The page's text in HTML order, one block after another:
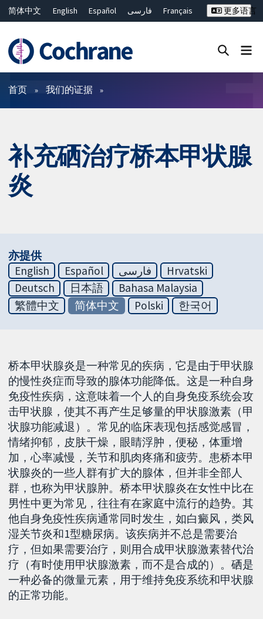
简体中文 English Español فارسی
Français
ไทย
繁體中文
更多语言
过滤
首页 我们的证据
补充硒治疗桥本甲状腺
炎
亦提供
English
Español فارسی
Hrvatski
Deutsch
日本語
Bahasa Malaysia
繁體中文
简体中文 Polski 한국어
桥本甲状腺炎是一种常见的疾病，它是由于甲状腺
的慢性炎症而导致的腺体功能降低。这是一种自身
免疫性疾病，这意味着一个人的自身免疫系统会攻
击甲状腺，使其不再产生足够量的甲状腺激素（甲
状腺功能减退）。常见的临床表现包括感觉感冒，
情绪抑郁，皮肤干燥，眼睛浮肿，便秘，体重增
加，心率减慢，关节和肌肉疼痛和疲劳。患桥本甲
状腺炎的一些人群有扩大的腺体，但并非全部人
群，也称为甲状腺肿。桥本甲状腺炎在女性中比在
男性中更为常见，往往有在家庭中流行的趋势。其
他自身免疫性疾病通常同时发生，如白癜风，类风
湿关节炎和1型糖尿病。该疾病并不总是需要治
疗，但如果需要治疗，则用合成甲状腺激素替代治
疗（有时使用甲状腺激素，而不是合成的）。硒是
一种必备的微量元素，用于维持免疫系统和甲状腺
的正常功能。